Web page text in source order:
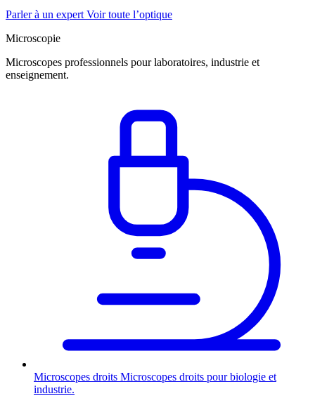
Parler à un expert Voir toute l’optique
Microscopie
Microscopes professionnels pour laboratoires, industrie et
enseignement.
Microscopes droits Microscopes droits pour biologie et
industrie.